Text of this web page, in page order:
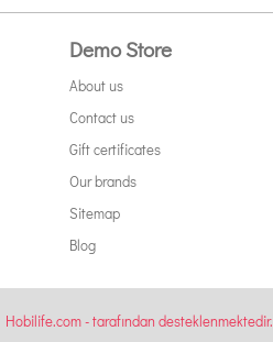
Demo Store
About us
Contact us
Gift certificates
Our brands
Sitemap
Blog
Hobilife.com - tarafından desteklenmektedir.